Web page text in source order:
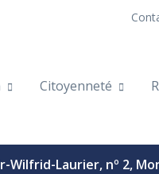
Citoyenneté
Wilfrid-Laurier, nº 2,